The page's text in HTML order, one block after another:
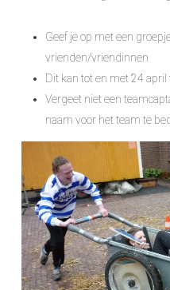
Geef je op met een
vrienden/vriendinnen
Dit kan tot en met 24 april
Vergeet niet een
naam voor het team te